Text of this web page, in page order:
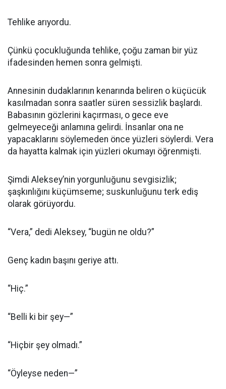
Tehlike arıyordu.
Çünkü çocukluğunda tehlike, çoğu zaman bir yüz
ifadesinden hemen sonra gelmişti.
Annesinin dudaklarının kenarında beliren o küçücük
kasılmadan sonra saatler süren sessizlik başlardı.
Babasının gözlerini kaçırması, o gece eve
gelmeyeceği anlamına gelirdi. İnsanlar ona ne
yapacaklarını söylemeden önce yüzleri söylerdi. Vera
da hayatta kalmak için yüzleri okumayı öğrenmişti.
Şimdi Aleksey’nin yorgunluğunu sevgisizlik;
şaşkınlığını küçümseme; suskunluğunu terk ediş
olarak görüyordu.
“Vera,” dedi Aleksey, “bugün ne oldu?”
Genç kadın başını geriye attı.
“Hiç.”
“Belli ki bir şey—”
“Hiçbir şey olmadı.”
“Öyleyse neden—”